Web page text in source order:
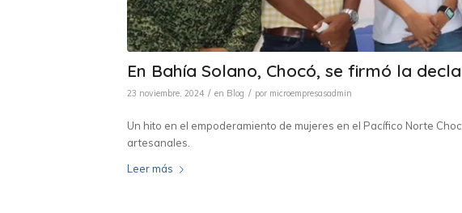
En Bahía Solano, Chocó, se firmó la
23 noviembre, 2024 / en Blog / por microempresasadmin
Un hito en el empoderamiento de mujeres en el Pacífico Norte
artesanales.
Leer más